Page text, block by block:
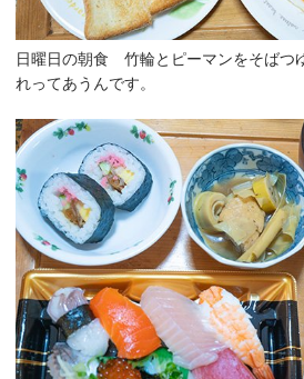
日曜日の朝食 竹輪とピーマンをそばつ
れってあうんです。